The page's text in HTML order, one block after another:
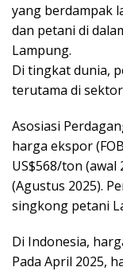
yang berdampak
dan petani di
Lampung.
Di tingkat dunia,
terutama di
Asosiasi
harga ekspor
US$568/ton (awal
(Agustus 2025).
singkong petani
Di Indonesia,
Pada April 2025,